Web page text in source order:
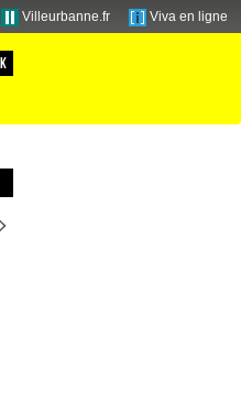
Villeurbanne.fr Viva en ligne